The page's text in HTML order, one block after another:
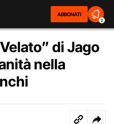
ABBONATI
2
di Jago
nella